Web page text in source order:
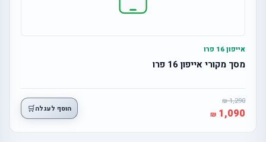
אייפון 16 פרו
מסך מקורי אייפון 16 פרו
1,290
1,090 הוסף לעגלה🛒